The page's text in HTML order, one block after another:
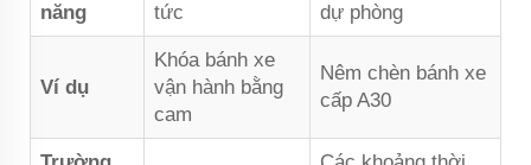
năng
tức
dự phòng
Ví dụ
Khóa bánh xe
vận hành bằng
cam
Nêm chèn bánh xe
cấp A30